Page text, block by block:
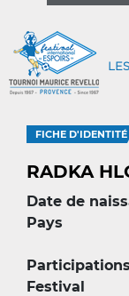
FICHE D'IDENTITÉ
RADKA
Date de
Pays
Festival